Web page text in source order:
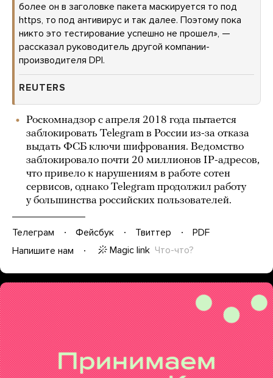
более он в заголовке пакета маскируется то под
https, то под антивирус и так далее. Поэтому пока
никто это тестирование успешно не прошел», —
рассказал руководитель другой компании-
производителя DPI.
REUTERS
Роскомнадзор с апреля 2018 года пытается
заблокировать Telegram в России из-за отказа
выдать ФСБ ключи шифрования. Ведомство
заблокировало почти 20 миллионов IP-адресов,
что привело к нарушениям в работе сотен
сервисов, однако Telegram продолжил работу
у большинства российских пользователей.
Телеграм Фейсбук Твиттер
PDF
Напишите нам
Magic link Что-что?